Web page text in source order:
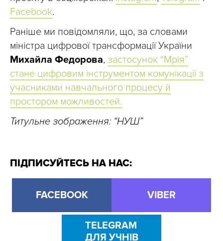
Facebook.
Раніше ми повідомляли, що, за словами
міністра цифрової трансформації України
Михайла Федорова, застосунок “Мрія”
стане цифровим інструментом комунікації з
учасниками навчального процесу й
простором можливостей.
Титульне зображення: “НУШ”
ПІДПИСУЙТЕСЬ НА НАС:
FACEBOOK VIBER
TELEGRAM
ДЛЯ УЧНІВ